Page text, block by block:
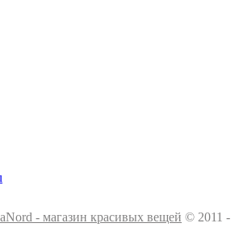
- магазин красивых вещей © 2011 -